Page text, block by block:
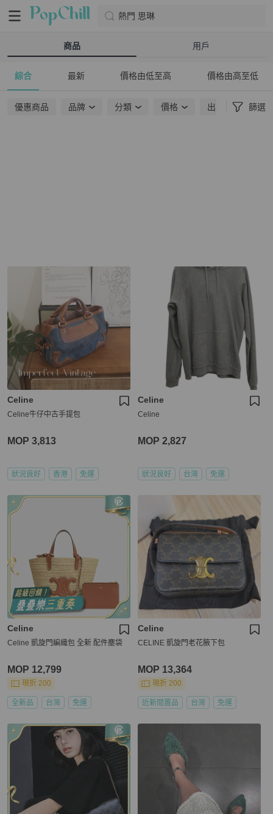
熱門 思琳
商品 用戶
綜合 最新 價格由低至高 價格由高至低
優惠商品 品牌 分類 價格 出貨地點 篩選
Celine
Celine牛仔中古手提包
MOP 3,813
狀況良好 香港 免運
Celine
Celine
MOP 2,827
狀況良好 台灣 免運
Celine
Celine 凱旋門編織包 全新 配件塵袋
MOP 12,799
現折 200
全新品 台灣 免運
Celine
CELINE 凱旋門老花腋下包
MOP 13,364
現折 200
近新閒置品 台灣 免運